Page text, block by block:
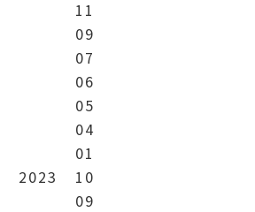
11
09
07
06
05
04
01
2023
10
09